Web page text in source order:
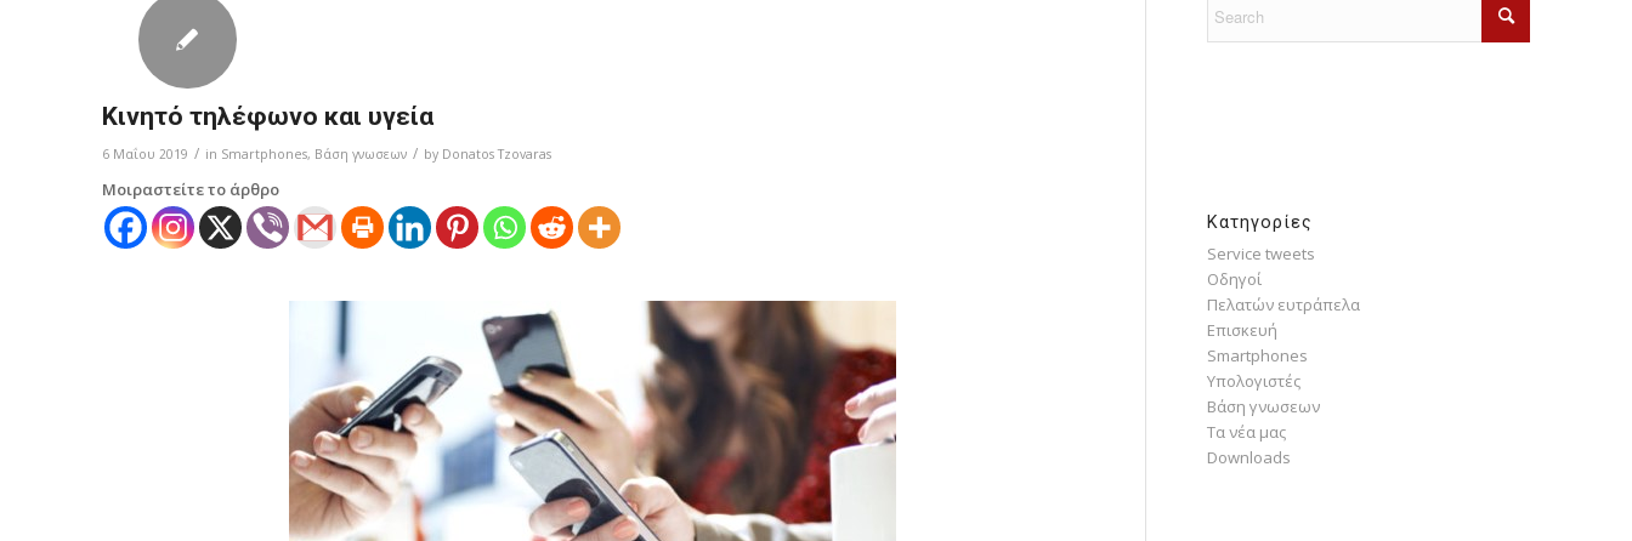
Κινητό τηλέφωνο και υγεία
6 Μαΐου 2019 / in Smartphones, Bάση γνωσεων / by Donatos Tzovaras
Μοιραστείτε το άρθρο
Kατηγορίες
Service tweets
Οδηγοί
Πελατών ευτράπελα
Επισκευή
Smartphones
Υπολογιστές
Bάση γνωσεων
Τα νέα μας
Downloads